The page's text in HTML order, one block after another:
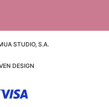
STUDIO, S.A.
DESIGN